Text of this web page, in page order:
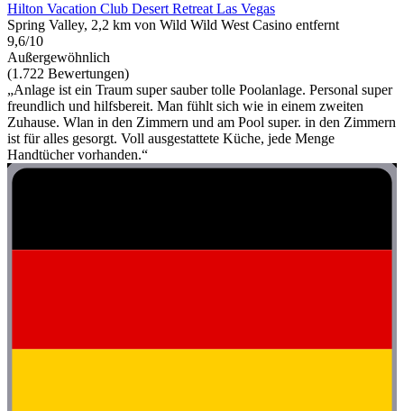
Hilton Vacation Club Desert Retreat Las Vegas
Spring Valley, 2,2 km von Wild Wild West Casino entfernt
9,6/10
Außergewöhnlich
(1.722 Bewertungen)
„Anlage ist ein Traum super sauber tolle Poolanlage. Personal super
freundlich und hilfsbereit. Man fühlt sich wie in einem zweiten
Zuhause. Wlan in den Zimmern und am Pool super. in den Zimmern
ist für alles gesorgt. Voll ausgestattete Küche, jede Menge
Handtücher vorhanden.“